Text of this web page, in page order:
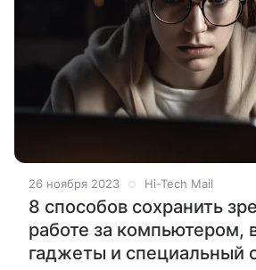
26 ноября 2023 Hi-Tech Mail
8 способов сохранить
работе за компьютером,
гаджеты и специальный